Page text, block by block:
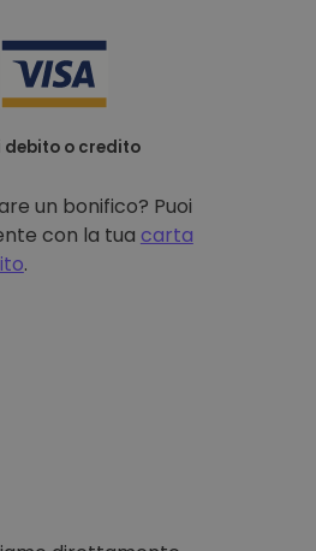
o credito
un bonifico? Puoi
con la tua carta
.